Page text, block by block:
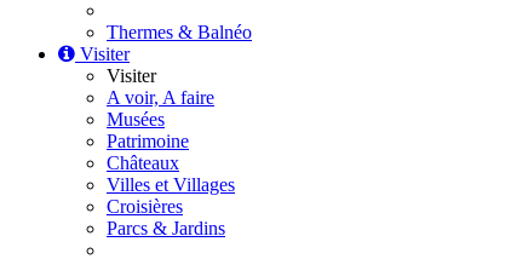
Thermes & Balnéo
Visiter
Visiter
A voir, A faire
Musées
Patrimoine
Châteaux
Villes et Villages
Croisières
Parcs & Jardins